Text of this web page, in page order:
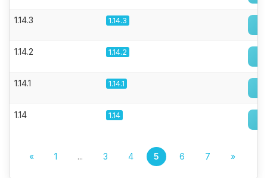
1.14.3 1.14.3
1.14.2 1.14.2
1.14.1 1.14.1
1.14 1.14
« 1 ... 3 4 5 6 7 »